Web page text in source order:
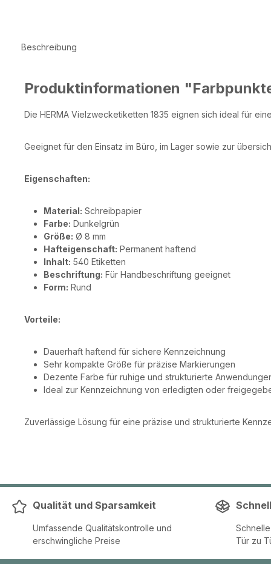
Beschreibung
Produktinformationen
Die HERMA Vielzwecketiketten 1835 eignen sich ideal für
Geeignet für den Einsatz im Büro, im Lager sowie zur
Eigenschaften:
Material: Schreibpapier
Farbe: Dunkelgrün
Größe: Ø 8 mm
Hafteigenschaft: Permanent haftend
Inhalt: 540 Etiketten
Beschriftung: Für Handbeschriftung geeignet
Form: Rund
Vorteile:
Dauerhaft haftend für sichere Kennzeichnung
Sehr kompakte Größe für präzise Markierungen
Dezente Farbe für ruhige und strukturierte
Ideal zur Kennzeichnung von erledigten oder
Zuverlässige Lösung für eine präzise und strukturierte
Qualität und Sparsamkeit
Umfassende Qualitätskontrolle und
erschwingliche Preise
Tür zu